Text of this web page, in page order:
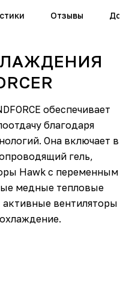
Отзывы
обеспечивает
благодаря
Она включает в
гель,
Hawk с переменным
медные тепловые
вентиляторы